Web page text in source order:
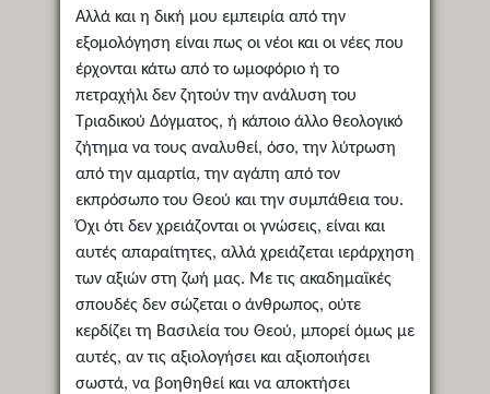
Αλλά και η δική μου εμπειρία από την
εξομολόγηση είναι πως οι νέοι και οι νέες που
έρχονται κάτω από το ωμοφόριο ή το
πετραχήλι δεν ζητούν την ανάλυση του
Τριαδικού Δόγματος, ή κάποιο άλλο θεολογικό
ζήτημα να τους αναλυθεί, όσο, την λύτρωση
από την αμαρτία, την αγάπη από τον
εκπρόσωπο του Θεού και την συμπάθεια του.
Όχι ότι δεν χρειάζονται οι γνώσεις, είναι και
αυτές απαραίτητες, αλλά χρειάζεται ιεράρχηση
των αξιών στη ζωή μας. Με τις ακαδημαϊκές
σπουδές δεν σώζεται ο άνθρωπος, ούτε
κερδίζει τη Βασιλεία του Θεού, μπορεί όμως με
αυτές, αν τις αξιολογήσει και αξιοποιήσει
σωστά, να βοηθηθεί και να αποκτήσει